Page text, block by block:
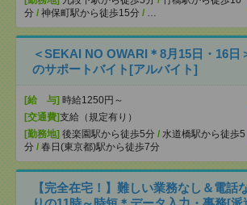
分 / 神保町駅から徒歩15分 / …
＜SEKAI NO OWARI＊8月15日・16日
のサポートバイト[アルバイト]
[給 与] 時給1250円～
[交通費]支給（規定有り）
[勤務地] 後楽園駅から徒歩5分 / 水道橋駅から徒歩5
分 / 春日(東京都)駅から徒歩7分
【完全在宅！】難しい業務なし＆電話